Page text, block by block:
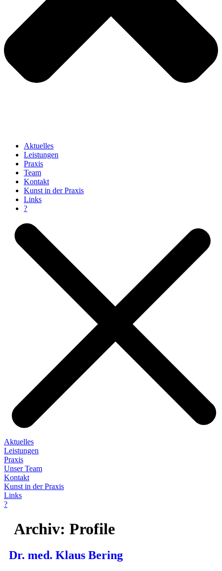
Aktuelles
Leistungen
Praxis
Team
Kontakt
Kunst in der Praxis
Links
?
Aktuelles
Leistungen
Praxis
Unser Team
Kontakt
Kunst in der Praxis
Links
?
Archiv: Profile
Dr. med. Klaus Bering